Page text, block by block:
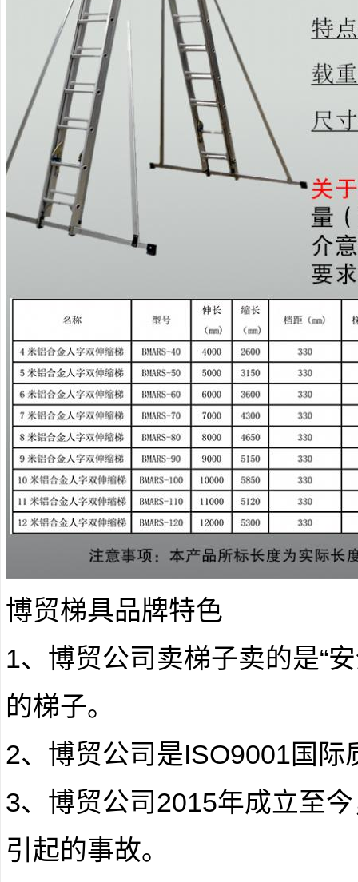
博贸梯具品牌特色
1、博贸公司卖梯子卖的是“
的梯子。
2、博贸公司是ISO9001国
3、博贸公司2015年成立至
引起的事故。